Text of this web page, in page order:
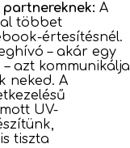
A
többet
értesítésnél.
– akár egy
azt kommunikálja
neked. A
UV-
tiszta